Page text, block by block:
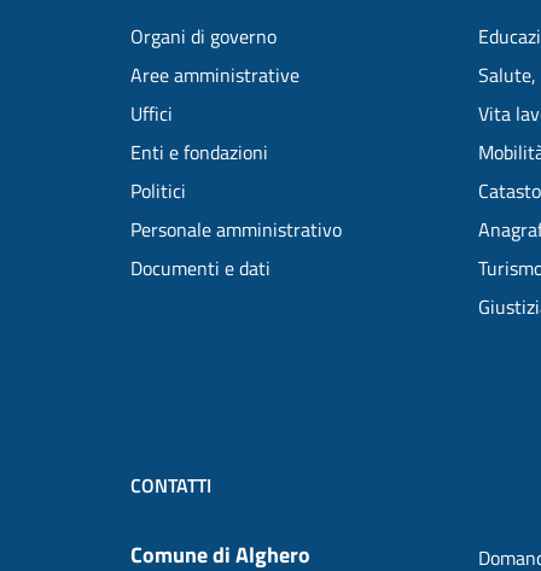
Organi di governo
Aree amministrative
Uffici
Enti e fondazioni
Politici
Personale amministrativo
Documenti e dati
Salute,
Vita
CONTATTI
Comune di Alghero